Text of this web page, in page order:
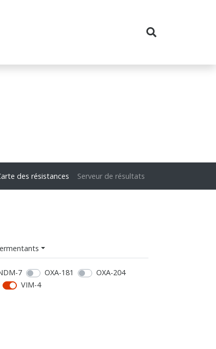
des résistances Serveur de résultats
7 OXA-181
OXA-204
VIM-4